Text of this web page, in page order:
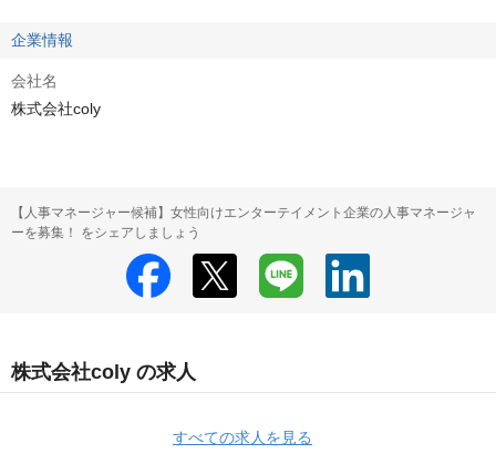
企業情報
会社名
株式会社coly
【人事マネージャー候補】女性向けエンターテイメント企業の人事マネージャ
ーを募集！ をシェアしましょう
株式会社coly の求人
すべての求人を見る